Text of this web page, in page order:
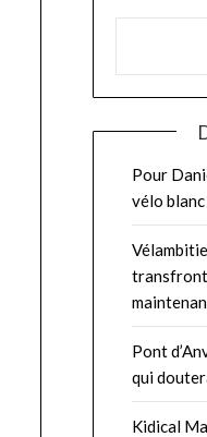
Pour
vélo
Pont
qui
Kidical